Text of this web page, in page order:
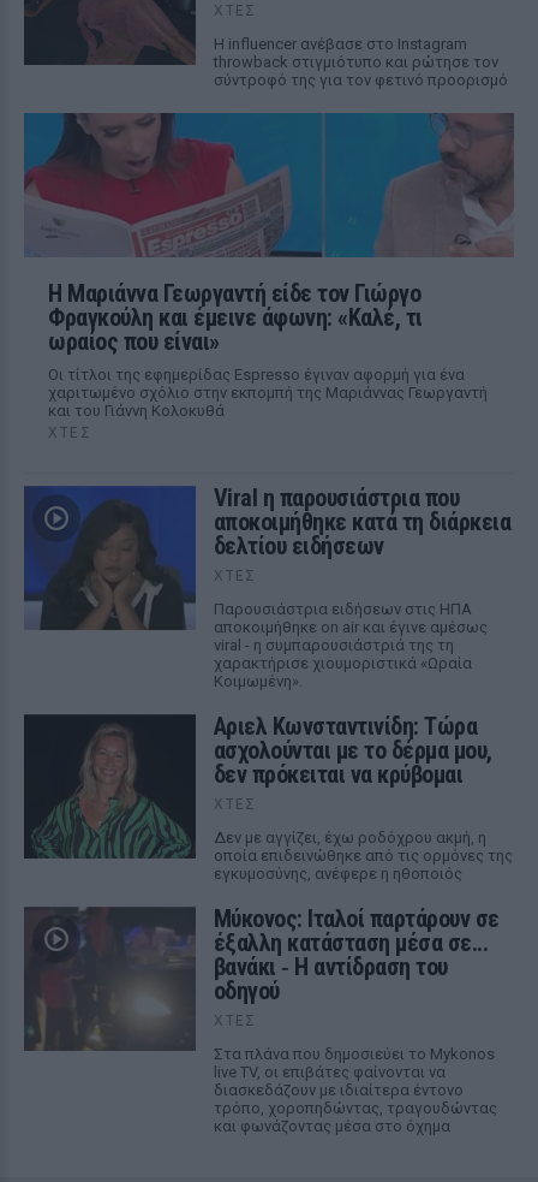
ΧΤΕΣ
Η influencer ανέβασε στο Instagram
throwback στιγμιότυπο και ρώτησε τον
σύντροφό της για τον φετινό προορισμό
Η Μαριάννα Γεωργαντή είδε τον Γιώργο
Φραγκούλη και έμεινε άφωνη: «Καλέ, τι
ωραίος που είναι»
Οι τίτλοι της εφημερίδας Espresso έγιναν αφορμή για ένα
χαριτωμένο σχόλιο στην εκπομπή της Μαριάννας Γεωργαντή
και του Γιάννη Κολοκυθά
ΧΤΕΣ
Viral η παρουσιάστρια που
αποκοιμήθηκε κατά τη διάρκεια
δελτίου ειδήσεων
ΧΤΕΣ
Παρουσιάστρια ειδήσεων στις ΗΠΑ
αποκοιμήθηκε on air και έγινε αμέσως
viral - η συμπαρουσιάστριά της τη
χαρακτήρισε χιουμοριστικά «Ωραία
Κοιμωμένη».
Αριελ Κωνσταντινίδη: Τώρα
ασχολούνται με το δέρμα μου,
δεν πρόκειται να κρύβομαι
ΧΤΕΣ
Δεν με αγγίζει, έχω ροδόχρου ακμή, η
οποία επιδεινώθηκε από τις ορμόνες της
εγκυμοσύνης, ανέφερε η ηθοποιός
Μύκονος: Ιταλοί παρτάρουν σε
έξαλλη κατάσταση μέσα σε...
βανάκι ‑ Η αντίδραση του
οδηγού
ΧΤΕΣ
Στα πλάνα που δημοσιεύει το Mykonos
live TV, οι επιβάτες φαίνονται να
διασκεδάζουν με ιδιαίτερα έντονο
τρόπο, χοροπηδώντας, τραγουδώντας
και φωνάζοντας μέσα στο όχημα